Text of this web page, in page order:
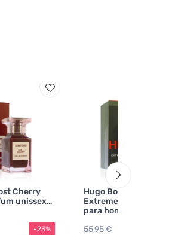
Cherry
unissex
-23%
Hugo Boss Hugo Man
Extreme eau de
para homens 75 ml
55,95 €